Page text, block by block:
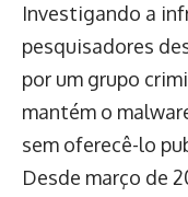
Investigando a
pesquisadores
por um grupo
mantém o
sem oferecê-lo
Desde março de